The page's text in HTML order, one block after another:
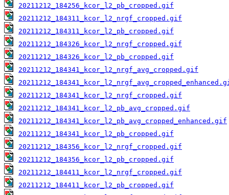
20211212_184256_kcor_l2_pb_cropped.gif
20211212_184311_kcor_l2_nrgf_cropped.gif
20211212_184311_kcor_l2_pb_cropped.gif
20211212_184326_kcor_l2_nrgf_cropped.gif
20211212_184326_kcor_l2_pb_cropped.gif
20211212_184341_kcor_l2_nrgf_avg_cropped.gif
20211212_184341_kcor_l2_nrgf_cropped.gif
20211212_184341_kcor_l2_pb_avg_cropped.gif
20211212_184341_kcor_l2_pb_avg_cropped_enhanced.gif
20211212_184341_kcor_l2_pb_cropped.gif
20211212_184356_kcor_l2_nrgf_cropped.gif
20211212_184356_kcor_l2_pb_cropped.gif
20211212_184411_kcor_l2_nrgf_cropped.gif
20211212_184411_kcor_l2_pb_cropped.gif